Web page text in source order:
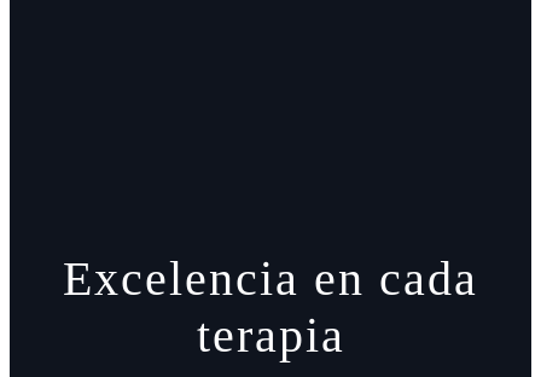
Excelencia en cada
terapia